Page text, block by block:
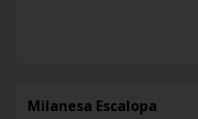
Milanesa Escalopa